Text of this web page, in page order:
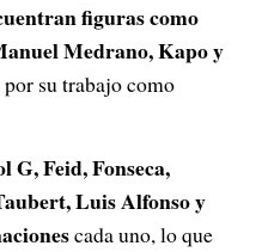
figuras como
Medrano, Kapo y
su trabajo como
G, Feid, Fonseca,
Luis Alfonso y
cada uno, lo que